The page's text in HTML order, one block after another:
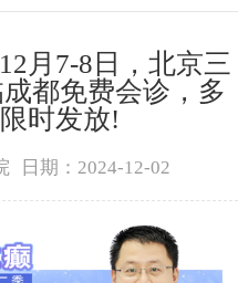
月7-8日，北京三
都免费会诊，多
时发放!
日期：2024-12-02